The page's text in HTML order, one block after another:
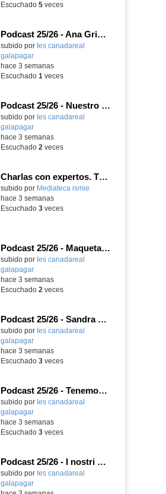
Escuchado 5veces
Podcast 25/26 - Ana Griott y los cuentos de las voces olvidadas
subido por Ies canadareal
galapagar-
hace 3 semanas
Escuchado 1 veces
Podcast 25/26 - Nuestro huerto escolar
subido por Ies canadareal
galapagar-
hace 3 semanas
Escuchado 2 veces
Charlas con expertos. T1, E5. David-Li Ilundáin Reviriego
subido por Mediateca ismie
hace 3 semanas
Escuchado 3veces
Podcast 25/26 - Maquetas sobre el feudalismo
subido por Ies canadareal
galapagar-
hace 3 semanas
Escuchado 2 veces
Podcast 25/26 - Sandra Gómez, campeona de Enduro
subido por Ies canadareal
galapagar-
hace 3 semanas
Escuchado 3veces
Podcast 25/26 - Tenemos nueva profesora de Griego ¿Conoces a María Eugenia?
subido por Ies canadareal
galapagar-
hace 3 semanas
Escuchado 3veces
Podcast 25/26 - I nostri amici italiani
subido por Ies canadareal
galapagar-